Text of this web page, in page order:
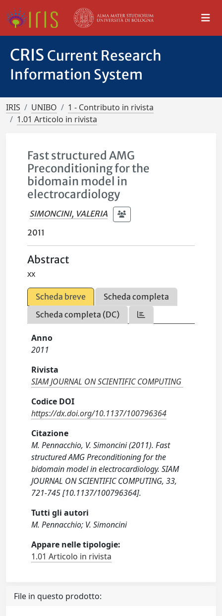
CRIS Current Research
Information System
IRIS UNIBO
1 - Contributo in rivista
1.01 Articolo in rivista
Fast structured AMG
Preconditioning for the
bidomain model in
electrocardiology
SIMONCINI, VALERIA
2011
Abstract
xx
Scheda breve
Scheda completa
Scheda completa (DC)
Anno
2011
Rivista
SIAM JOURNAL ON SCIENTIFIC COMPUTING
Codice DOI
https://dx.doi.org/10.1137/100796364
Citazione
M. Pennacchio, V. Simoncini (2011). Fast
structured AMG Preconditioning for the
bidomain model in electrocardiology. SIAM
JOURNAL ON SCIENTIFIC COMPUTING, 33,
721-745 [10.1137/100796364].
Tutti gli autori
M. Pennacchio; V. Simoncini
Appare nelle tipologie:
1.01 Articolo in rivista
File in questo prodotto: